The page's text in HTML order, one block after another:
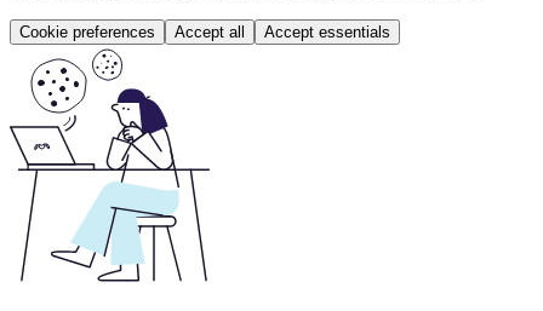
Cookie preferences Accept all Accept essentials